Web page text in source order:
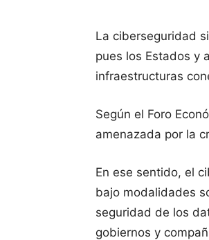
La ciberseguridad
pues los Estados y
infraestructuras
Según el Foro
amenazada por la
En ese sentido, el
bajo modalidades
seguridad de los
gobiernos y